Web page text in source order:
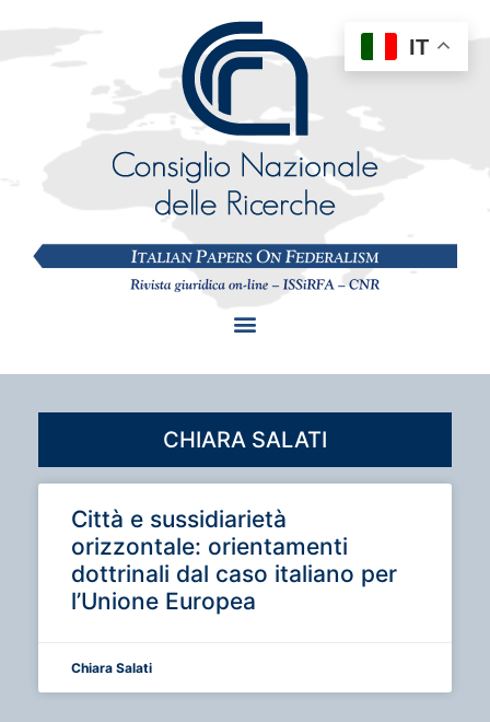
CHIARA SALATI
Città e sussidiarietà
orizzontale: orientamenti
dottrinali dal caso italiano per
l’Unione Europea
Chiara Salati
IT